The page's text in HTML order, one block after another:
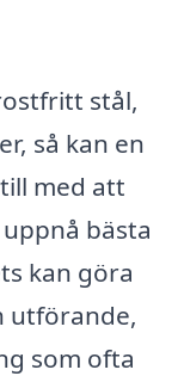
stål,
så kan en
med att
bästa
kan göra
utförande,
som ofta